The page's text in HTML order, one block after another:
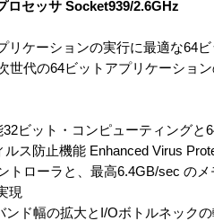
ロセッサ Socket939/2.6GHz
ケーションの実行に最適な64ビ
代の64ビットアプリケーショ
ビット・コンピューティング
ルス防止機能 Enhanced Virus
トローラと、最高6.4GB/sec の
現
ンド幅の拡大とI/Oボトルネック